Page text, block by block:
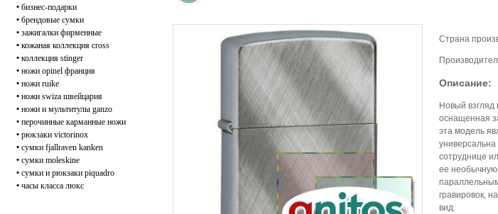
• бизнес-подарки
• брендовые сумки
• зажигалки фирменные
• кожаная коллекция cross
• коллекция stinger
• ножи opinel франция
• ножи ruike
• ножи swiza швейцария
• ножи и мультитулы ganzo
• перочинные карманные ножи
• рюкзаки victorinox
• сумки fjallraven kanken
• сумки moleskine
• сумки и рюкзаки piquadro
• часы класса люкс
Страна
Описание:
Новый взгляд
оснащенная
эта модель
сотруднице
ее
гравировок,
вид.